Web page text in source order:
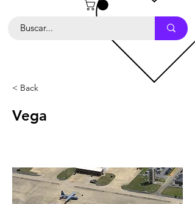
< Back
Vega